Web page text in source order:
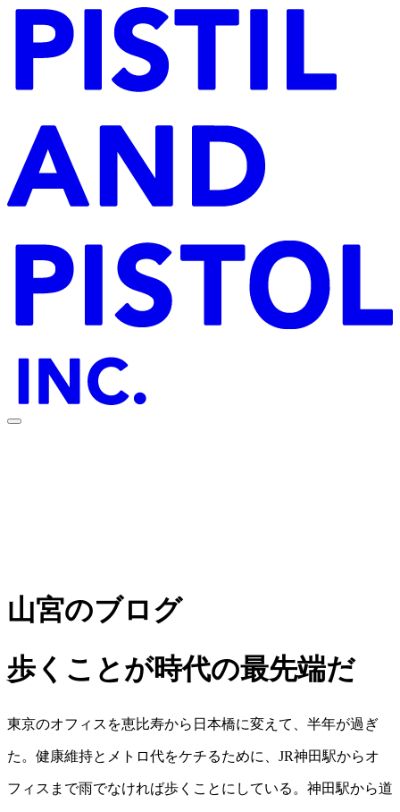
YAMAMIYA
HAYASHI
COMPANY
CONTACT
font-size
山宮のブログ
歩くことが時代の最先端だ
東京のオフィスを恵比寿から日本橋に変えて、半年が過ぎ
た。健康維持とメトロ代をケチるために、JR神田駅からオ
フィスまで雨でなければ歩くことにしている。神田駅から道